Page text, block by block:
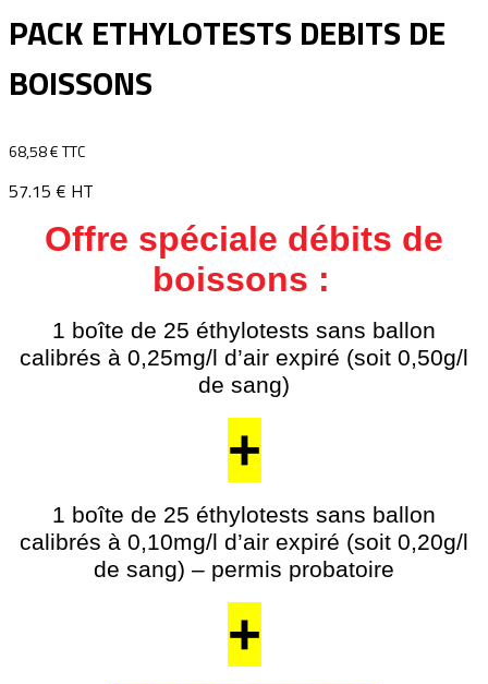
PACK ETHYLOTESTS DEBITS DE
BOISSONS
68,58 € TTC
57.15 € HT
Offre spéciale débits de
boissons :
1 boîte de 25 éthylotests sans ballon
calibrés à 0,25mg/l d’air expiré (soit 0,50g/l
de sang)
+
1 boîte de 25 éthylotests sans ballon
calibrés à 0,10mg/l d’air expiré (soit 0,20g/l
de sang) – permis probatoire
+